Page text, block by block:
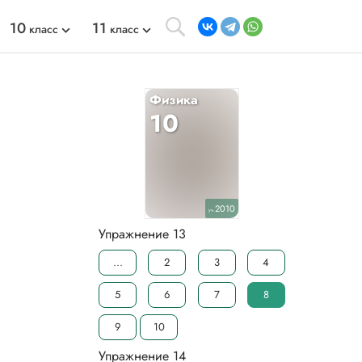
10 класс 11 класс
Физика
10
уч.2010
Упражнение 13
... 2 3 4
5 6 7 8
9 10
Упражнение 14